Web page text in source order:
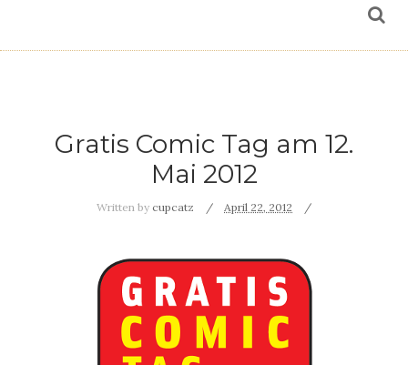
Gratis Comic Tag am 12.
Mai 2012
Written by cupcatz April 22, 2012